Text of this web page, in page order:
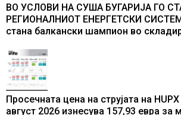
ВО УСЛОВИ НА СУША БУГАРИЈА ГО
РЕГИОНАЛНИОТ ЕНЕРГЕТСКИ СИСТЕМ,
стана балкански шампион во
Просечната цена на струјата на
август 2026 изнесува 157,93 евра за